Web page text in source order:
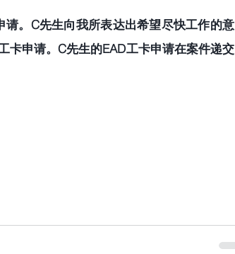
。C先生向我所表达出希望尽快工作的意
卡申请。C先生的EAD工卡申请在案件递交